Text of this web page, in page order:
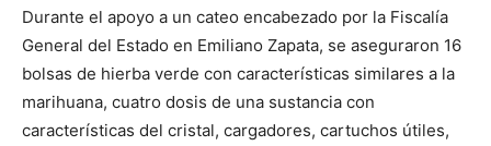
Durante el apoyo a un cateo encabezado por la Fiscalía
General del Estado en Emiliano Zapata, se aseguraron 16
bolsas de hierba verde con características similares a la
marihuana, cuatro dosis de una sustancia con
características del cristal, cargadores, cartuchos útiles,